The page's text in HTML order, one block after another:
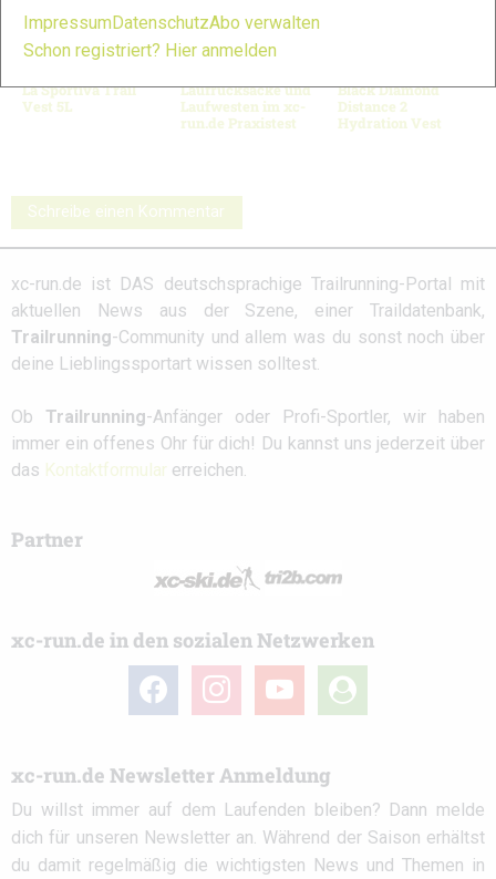
La Sportiva Trail
Vest 5L
Laufrucksäcke und
Laufwesten im xc-
run.de Praxistest
Black Diamond
Distance 2
Hydration Vest
Schreibe einen Kommentar
xc-run.de ist DAS deutschsprachige Trailrunning-Portal mit
aktuellen News aus der Szene, einer Traildatenbank,
Trailrunning-Community und allem was du sonst noch über
deine Lieblingssportart wissen solltest.
Ob Trailrunning-Anfänger oder Profi-Sportler, wir haben
immer ein offenes Ohr für dich! Du kannst uns jederzeit über
das Kontaktformular erreichen.
Partner
xc-run.de in den sozialen Netzwerken
facebook instagramyoutube
user-
circle
xc-run.de Newsletter Anmeldung
Du willst immer auf dem Laufenden bleiben? Dann melde
dich für unseren Newsletter an. Während der Saison erhältst
du damit regelmäßig die wichtigsten News und Themen in
ImpressumDatenschutzAbo verwalten
Schon registriert? Hier anmelden